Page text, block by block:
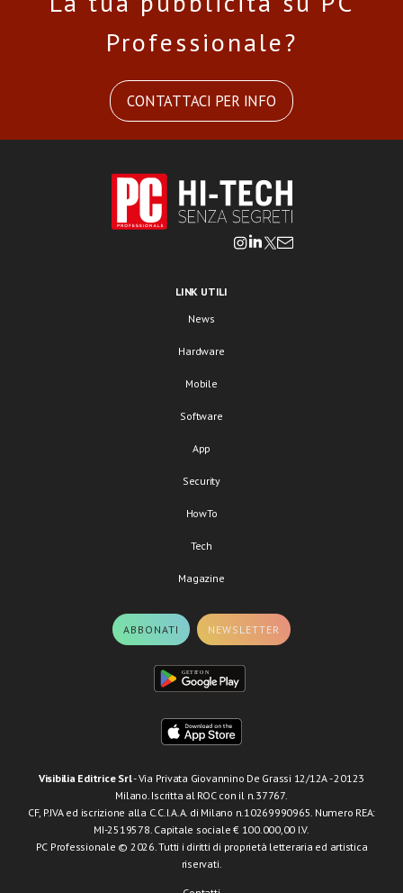
Professionale?
CONTATTACI PER INFO
LINK UTILI
News
Hardware
Mobile
Software
App
Security
HowTo
Tech
Magazine
ABBONATI NEWSLETTER
Visibilia Editrice Srl- Via Privata Giovannino De Grassi 12/12A - 20123
Milano. Iscritta al ROC con il n.37767.
CF, P.IVA ed iscrizione alla C.C.I.A.A. di Milano n.10269990965. Numero REA:
MI-2519578. Capitale sociale € 100.000,00 I.V.
PC Professionale © 2026. Tutti i diritti di proprietà letteraria ed artistica
riservati.